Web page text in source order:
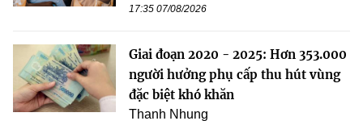
17:35 07/08/2026
Giai đoạn 2020 - 2025: Hơn 353.000
người hưởng phụ cấp thu hút vùng
đặc biệt khó khăn
Thanh Nhung